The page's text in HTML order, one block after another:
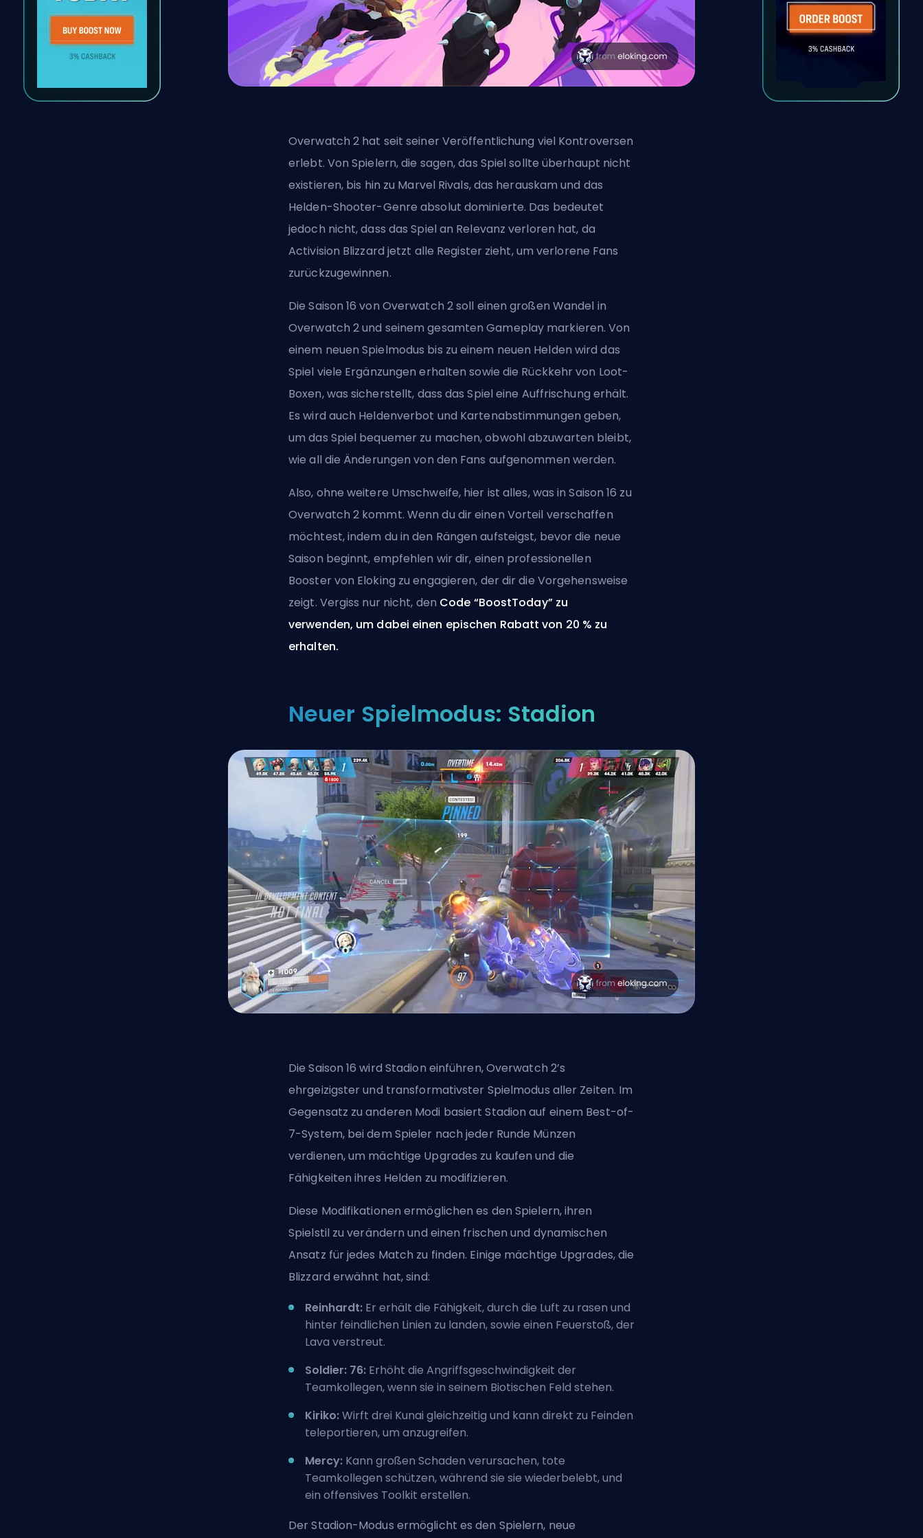
Overwatch 2 hat seit seiner Veröffentlichung viel Kontroversen
erlebt. Von Spielern, die sagen, das Spiel sollte überhaupt nicht
existieren, bis hin zu Marvel Rivals, das herauskam und das
Helden-Shooter-Genre absolut dominierte. Das bedeutet
jedoch nicht, dass das Spiel an Relevanz verloren hat, da
Activision Blizzard jetzt alle Register zieht, um verlorene Fans
zurückzugewinnen.
Die Saison 16 von Overwatch 2 soll einen großen Wandel in
Overwatch 2 und seinem gesamten Gameplay markieren. Von
einem neuen Spielmodus bis zu einem neuen Helden wird das
Spiel viele Ergänzungen erhalten sowie die Rückkehr von Loot-
Boxen, was sicherstellt, dass das Spiel eine Auffrischung erhält.
Es wird auch Heldenverbot und Kartenabstimmungen geben,
um das Spiel bequemer zu machen, obwohl abzuwarten bleibt,
wie all die Änderungen von den Fans aufgenommen werden.
Also, ohne weitere Umschweife, hier ist alles, was inSaison16 zu
Overwatch 2 kommt. Wenn du dir einen Vorteil verschaffen
möchtest, indem du in den Rängen aufsteigst, bevor die neue
Saison beginnt, empfehlen wir dir, einen professionellen
Booster von Eloking zu engagieren, der dir die Vorgehensweise
zeigt. Vergiss nur nicht, den Code “BoostToday” zu
verwenden, um dabei einen epischen Rabatt von 20 % zu
erhalten.
Neuer Spielmodus: Stadion
Die Saison 16 wird Stadion einführen, Overwatch 2’s
ehrgeizigster und transformativster Spielmodus aller Zeiten. Im
Gegensatz zu anderen Modi basiert Stadion auf einem Best-of-
7-System, bei dem Spieler nach jeder Runde Münzen
verdienen, um mächtige Upgrades zu kaufen und die
Fähigkeiten ihres Helden zu modifizieren.
Diese Modifikationen ermöglichen es den Spielern, ihren
Spielstil zu verändern und einen frischen und dynamischen
Ansatz für jedes Match zu finden. Einige mächtige Upgrades, die
Blizzard erwähnt hat, sind:
Reinhardt: Er erhält die Fähigkeit, durch die Luft zu rasen und
hinter feindlichen Linien zu landen, sowie einen Feuerstoß, der
Lava verstreut.
Soldier: 76: Erhöht die Angriffsgeschwindigkeit der
Teamkollegen, wenn sie in seinem Biotischen Feld stehen.
Kiriko:Wirft drei Kunai gleichzeitig und kann direkt zu Feinden
teleportieren, um anzugreifen.
Mercy: Kann großen Schaden verursachen, tote
Teamkollegen schützen, während sie sie wiederbelebt, und
ein offensives Toolkit erstellen.
Der Stadion-Modus ermöglicht es den Spielern, neue